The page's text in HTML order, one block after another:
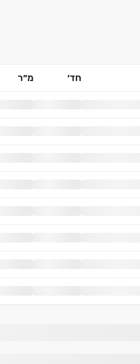
חד׳ מ״ר